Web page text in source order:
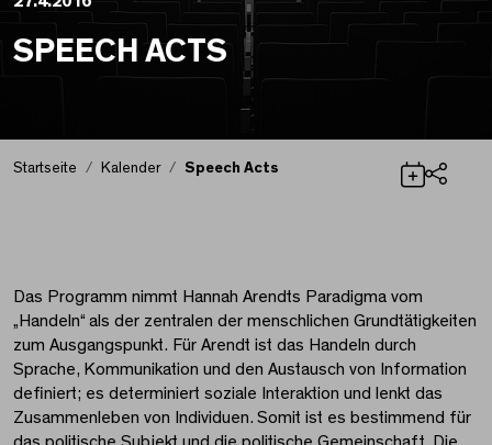
SPEECH ACTS
Startseite Kalender Speech Acts
Das Programm nimmt Hannah Arendts Paradigma vom
„Handeln“ als der zentralen der menschlichen Grundtätigkeiten
zum Ausgangspunkt. Für Arendt ist das Handeln durch
Sprache, Kommunikation und den Austausch von Information
definiert; es determiniert soziale Interaktion und lenkt das
Zusammenleben von Individuen. Somit ist es bestimmend für